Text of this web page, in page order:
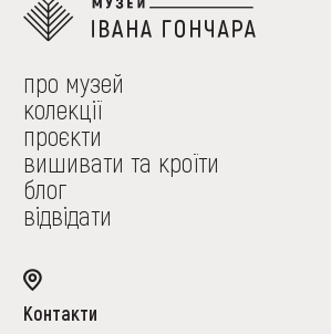
про музей
колекції
проєкти
вишивати та кроїти
блог
відвідати
Контакти